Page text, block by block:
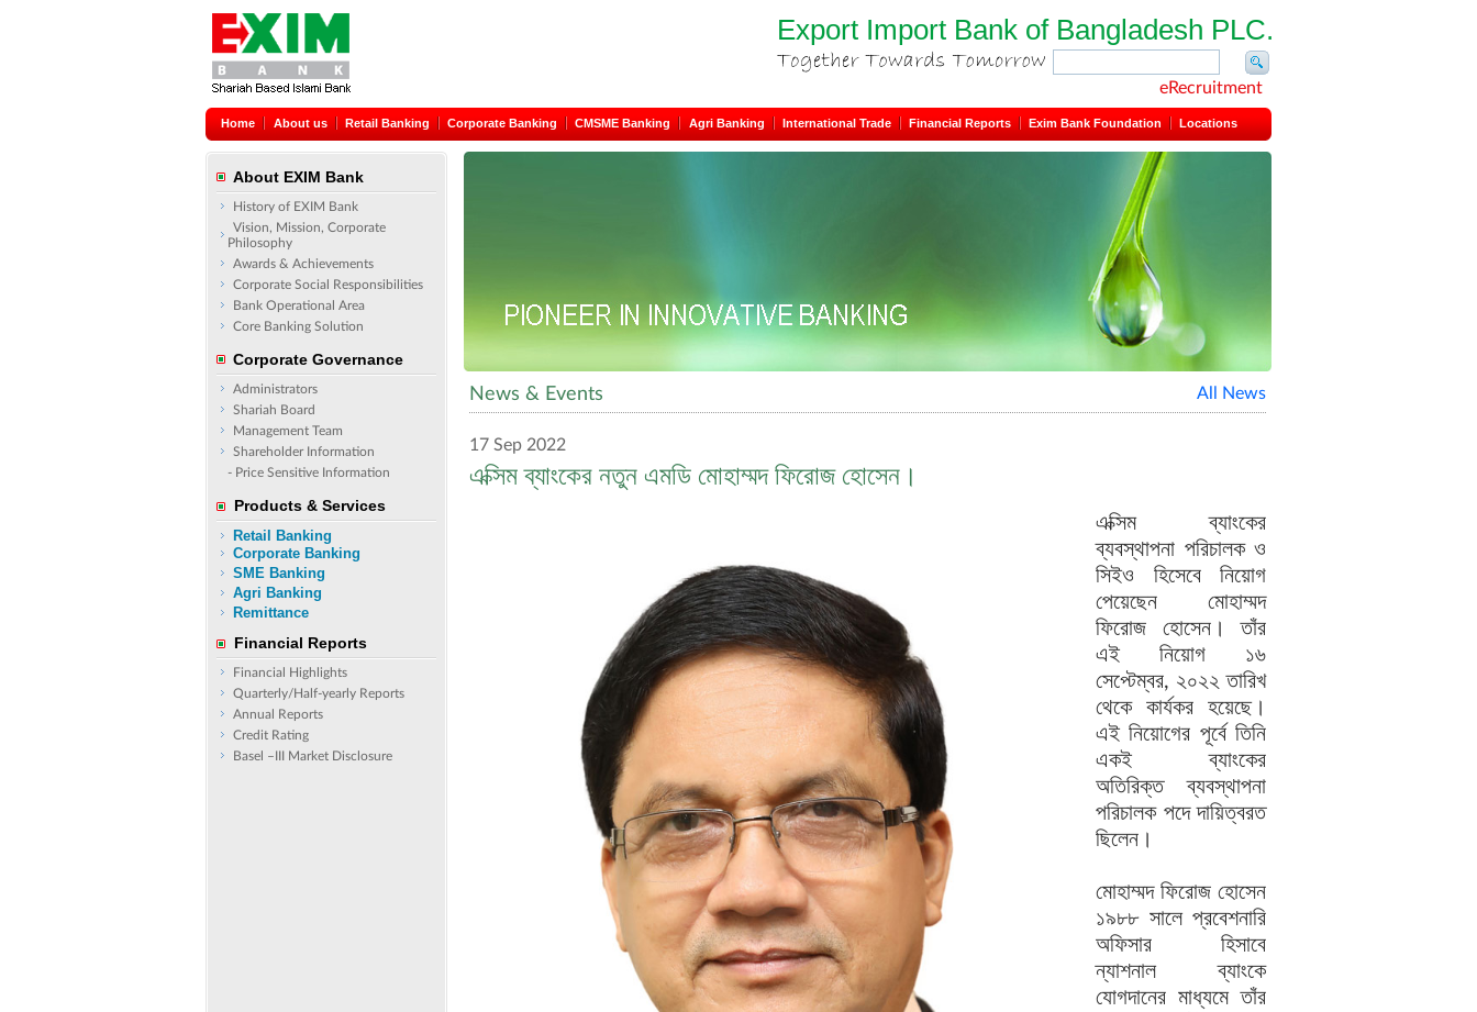
Export Import Bank of Bangladesh PLC.
eRecruitment
Home About us Retail Banking Corporate Banking CMSME Banking Agri Banking International Trade Financial Reports Exim Bank Foundation Locations
About EXIM Bank
History of EXIM Bank
Vision, Mission, Corporate
Philosophy
Awards & Achievements
Corporate Social Responsibilities
Bank Operational Area
Core Banking Solution
Corporate Governance
Administrators
Shariah Board
Management Team
Shareholder Information
- Price Sensitive Information
Products & Services
Retail Banking
Corporate Banking
SME Banking
Agri Banking
Remittance
Financial Reports
Financial Highlights
Quarterly/Half-yearly Reports
Annual Reports
Credit Rating
Basel –III Market Disclosure
News & Events All News
17 Sep 2022
এক্সিম ব্যাংকের নতুন এমডি মোহাম্মদ ফিরোজ হোসেন।
এক্সিম ব্যাংকের
ব্যবস্থাপনা পরিচালক ও
সিইও হিসেবে নিয়োগ
পেয়েছেন মোহাম্মদ
ফিরোজ হোসেন। তাঁর
এই নিয়োগ ১৬
সেপ্টেম্বর, ২০২২ তারিখ
থেকে কার্যকর হয়েছে।
এই নিয়োগের পূর্বে তিনি
একই ব্যাংকের
অতিরিক্ত ব্যবস্থাপনা
পরিচালক পদে দায়িত্বরত
ছিলেন।
মোহাম্মদ ফিরোজ হোসেন
১৯৮৮ সালে প্রবেশনারি
অফিসার হিসাবে
ন্যাশনাল ব্যাংকে
যোগদানের মাধ্যমে তাঁর